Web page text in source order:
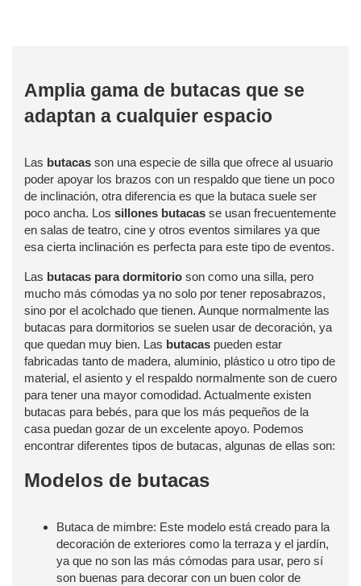
Amplia gama de butacas que se
adaptan a cualquier espacio
Las butacas son una especie de silla que ofrece al usuario
poder apoyar los brazos con un respaldo que tiene un poco
de inclinación, otra diferencia es que la butaca suele ser
poco ancha. Los sillones butacas se usan frecuentemente
en salas de teatro, cine y otros eventos similares ya que
esa cierta inclinación es perfecta para este tipo de eventos.
Las butacas para dormitorio son como una silla, pero
mucho más cómodas ya no solo por tener reposabrazos,
sino por el acolchado que tienen. Aunque normalmente las
butacas para dormitorios se suelen usar de decoración, ya
que quedan muy bien. Las butacas pueden estar
fabricadas tanto de madera, aluminio, plástico u otro tipo de
material, el asiento y el respaldo normalmente son de cuero
para tener una mayor comodidad. Actualmente existen
butacas para bebés, para que los más pequeños de la
casa puedan gozar de un excelente apoyo. Podemos
encontrar diferentes tipos de butacas, algunas de ellas son:
Modelos de butacas
Butaca de mimbre: Este modelo está creado para la
decoración de exteriores como la terraza y el jardín,
ya que no son las más cómodas para usar, pero sí
son buenas para decorar con un buen color de